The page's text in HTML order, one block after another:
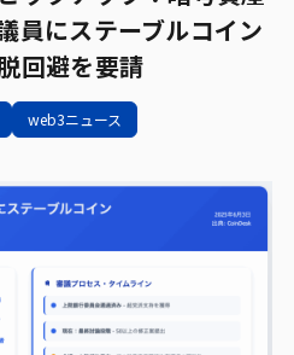
員にステーブルコイン
回避を要請
web3ニュース